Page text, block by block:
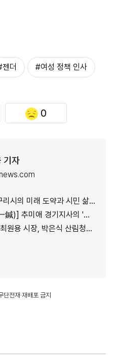
더 #여성 정책 인사
0
기자
약과 시민 삶의 질 향상 위한 엄중한 약속"
의 '지방세입구조 개혁' 정부가 답할 차례다
은식 산림청장에게 국유지 활용 건의
전재·재배포 금지